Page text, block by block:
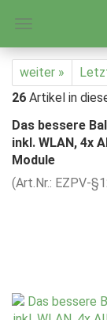
weiter »
26 Artikel in
Das bessere
inkl. WLAN, 4x
Module
(Art.Nr.: EZPV-